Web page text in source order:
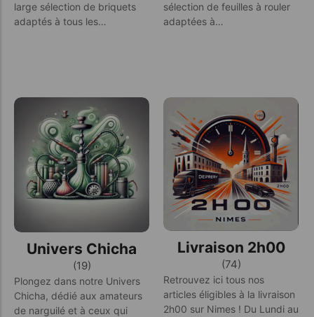
large sélection de briquets
adaptés à tous les…
sélection de feuilles à rouler
adaptées à…
Univers Chicha
(19)
Plongez dans notre Univers
Chicha, dédié aux amateurs
de narguilé et à ceux qui
Livraison 2h00
(74)
Retrouvez ici tous nos
articles éligibles à la livraison
2h00 sur Nimes ! Du Lundi au